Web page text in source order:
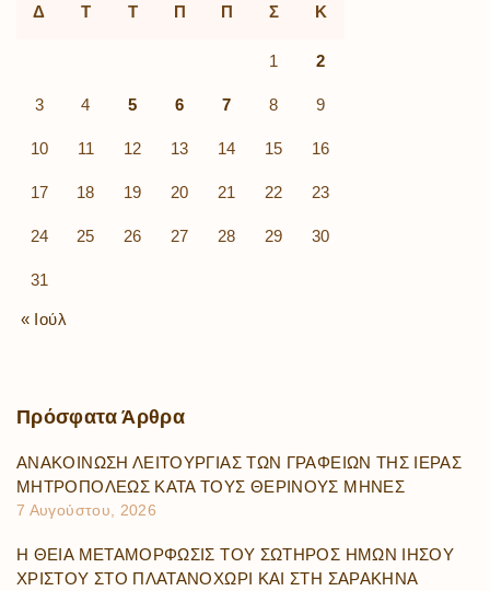
Δ Τ Τ Π Π Σ Κ
1 2
3 4 5 6 7 8 9
10 11 12 13 14 15 16
17 18 19 20 21 22 23
24 25 26 27 28 29 30
31
« Ιούλ
Πρόσφατα Άρθρα
ΑΝΑΚΟΙΝΩΣΗ ΛΕΙΤΟΥΡΓΙΑΣ ΤΩΝ ΓΡΑΦΕΙΩΝ ΤΗΣ ΙΕΡΑΣ
ΜΗΤΡΟΠΟΛΕΩΣ ΚΑΤΑ ΤΟΥΣ ΘΕΡΙΝΟΥΣ ΜΗΝΕΣ
7 Αυγούστου, 2026
Η ΘΕΙΑ ΜΕΤΑΜΟΡΦΩΣΙΣ ΤΟΥ ΣΩΤΗΡΟΣ ΗΜΩΝ ΙΗΣΟΥ
ΧΡΙΣΤΟΥ ΣΤΟ ΠΛΑΤΑΝΟΧΩΡΙ ΚΑΙ ΣΤΗ ΣΑΡΑΚΗΝΑ